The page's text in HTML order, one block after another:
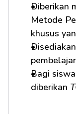
Diberikan
Metode
khusus
Bagi
diberikan